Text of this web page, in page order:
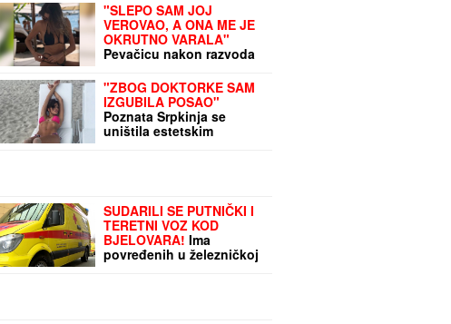
"SLEPO SAM JOJ
VEROVAO, A ONA ME JE
OKRUTNO VARALA"
Pevačicu nakon razvoda
nestala iz javnosti:
"Zabola mi nož u leđa"
"ZBOG DOKTORKE SAM
IZGUBILA POSAO"
Poznata Srpkinja se
uništila estetskim
SUDARILI SE PUTNIČKI I
TERETNI VOZ KOD
BJELOVARA! Ima
povređenih u železničkoj